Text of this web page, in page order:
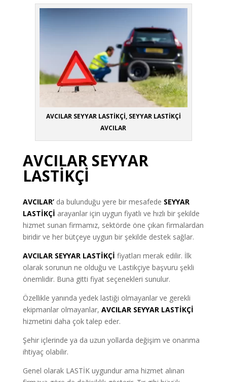
AVCILAR SEYYAR LASTİKÇİ, SEYYAR LASTİKÇİ
AVCILAR
AVCILAR SEYYAR
LASTİKÇİ
AVCILAR’da bulunduğu yere bir mesafede SEYYAR
LASTİKÇİ arayanlar için uygun fiyatlı ve hızlı bir şekilde
hizmet sunan firmamız, sektörde öne çıkan firmalardan
biridir ve her bütçeye uygun bir şekilde destek sağlar.
AVCILAR SEYYAR LASTİKÇİ fiyatları merak edilir. İlk
olarak sorunun ne olduğu ve Lastikçiye başvuru şekli
önemlidir. Buna gitti fiyat seçenekleri sunulur.
Özellikle yanında yedek lastiği olmayanlar ve gerekli
ekipmanlar olmayanlar, AVCILAR SEYYAR LASTİKÇİ
hizmetini daha çok talep eder.
Şehir içlerinde ya da uzun yollarda değişim ve onarıma
ihtiyaç olabilir.
Genel olarak LASTİK uygundur ama hizmet alınan